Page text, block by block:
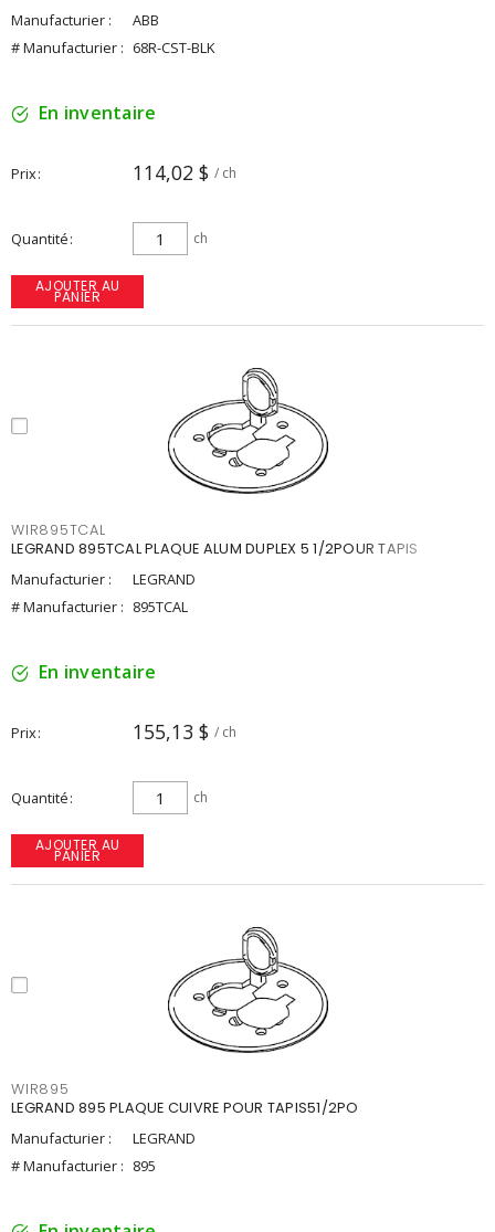
Manufacturier :
ABB
# Manufacturier : 68R-CST-BLK
En inventaire
Prix 114,02 $ / ch
Quantité ch
AJOUTER AU
PANIER
WIR895TCAL
LEGRAND 895TCAL PLAQUE ALUM DUPLEX 5 1/2POUR TAPIS
Manufacturier :
LEGRAND
# Manufacturier : 895TCAL
En inventaire
Prix 155,13 $ / ch
Quantité ch
AJOUTER AU
PANIER
WIR895
LEGRAND 895 PLAQUE CUIVRE POUR TAPIS51/2PO
Manufacturier :
LEGRAND
# Manufacturier : 895